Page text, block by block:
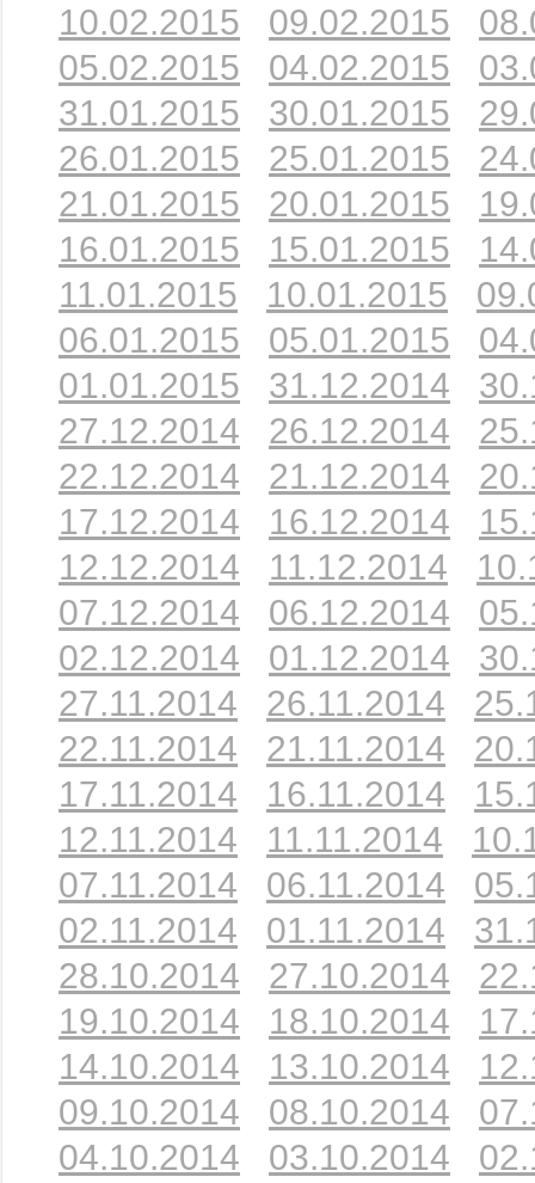
10.02.2015
09.02.2015
05.02.2015
04.02.2015
31.01.2015
30.01.2015
26.01.2015
25.01.2015
21.01.2015
20.01.2015
16.01.2015
15.01.2015
11.01.2015
10.01.2015
06.01.2015
05.01.2015
01.01.2015
31.12.2014
27.12.2014
26.12.2014
22.12.2014
21.12.2014
17.12.2014
16.12.2014
12.12.2014
11.12.2014
07.12.2014
06.12.2014
02.12.2014
01.12.2014
27.11.2014
26.11.2014
22.11.2014
21.11.2014
17.11.2014
16.11.2014
12.11.2014
11.11.2014
07.11.2014
06.11.2014
02.11.2014
01.11.2014
28.10.2014
27.10.2014
19.10.2014
18.10.2014
14.10.2014
13.10.2014
09.10.2014
08.10.2014
04.10.2014
03.10.2014